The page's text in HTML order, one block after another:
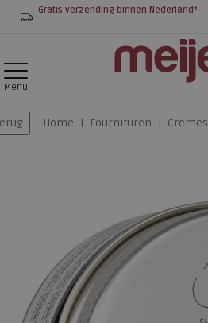
Gratis verzending binnen Nederland*
Menu
Home Fournituren Crèmes